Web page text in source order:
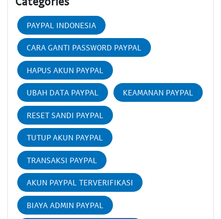
PAYPAL INDONESIA
CARA GANTI PASSWORD PAYPAL
HAPUS AKUN PAYPAL
UBAH DATA PAYPAL KEAMANAN PAYPAL
RESET SANDI PAYPAL
TUTUP AKUN PAYPAL
TRANSAKSI PAYPAL
AKUN PAYPAL TERVERIFIKASI
BIAYA ADMIN PAYPAL